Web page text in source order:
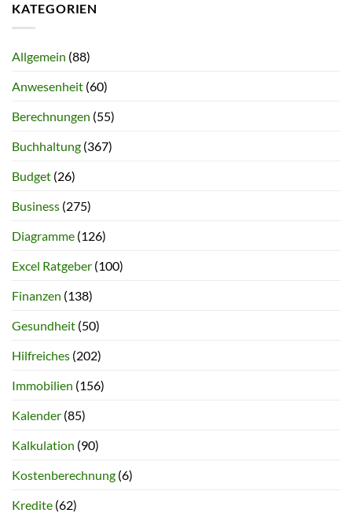
KATEGORIEN
Allgemein (88)
Anwesenheit (60)
Berechnungen (55)
Buchhaltung (367)
Budget (26)
Business (275)
Diagramme (126)
Excel Ratgeber (100)
Finanzen (138)
Gesundheit (50)
Hilfreiches (202)
Immobilien (156)
Kalender (85)
Kalkulation (90)
Kostenberechnung (6)
Kredite (62)